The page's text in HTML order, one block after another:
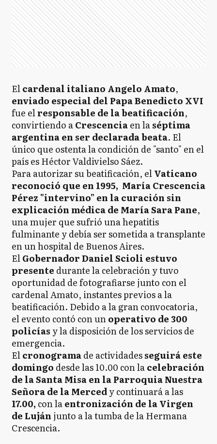
Elcardenal italiano Angelo Amato,
enviado especial del Papa Benedicto XVI
fue elresponsable de la beatificación,
convirtiendo aCrescenciaen laséptima
argentina en ser declarada beata. El
único que ostenta la condición de "santo" en el
país es Héctor Valdivielso Sáez.
Para autorizar su beatificación, elVaticano
reconoció que en 1995, María Crescencia
Pérez "intervino" en la curación sin
explicación médica de María Sara Pane,
una mujer que sufrió una hepatitis
fulminante y debía ser sometida a transplante
en un hospital de Buenos Aires.
ElGobernador Daniel Scioli estuvo
presente durante la celebración y tuvo
oportunidad de fotografiarse junto con el
cardenal Amato, instantes previos a la
beatificación. Debido a la gran convocatoria,
el evento contó con unoperativo de 300
policías y la disposición de los servicios de
emergencia.
Elcronogramade actividadesseguirá este
domingo desde las 10.00 con lacelebración
de la Santa Misa en la Parroquia Nuestra
Señora de la Mercedy continuará a las
17.00, con laentronización de la Virgen
de Luján junto a la tumba de la Hermana
Crescencia.